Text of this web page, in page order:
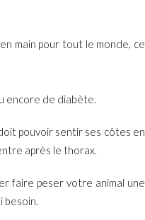
main pour tout le monde, ce
encore de diabète.
pouvoir sentir ses côtes en
après le thorax.
faire peser votre animal une
besoin.